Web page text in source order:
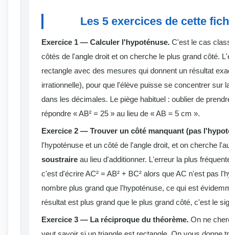
Les 5 exercices de cette
Exercice 1 — Calculer l'hypoténuse. C'est le cas
côtés de l'angle droit et on cherche le plus grand côté.
rectangle avec des mesures qui donnent un résultat
irrationnelle), pour que l'élève puisse se concentrer sur
dans les décimales. Le piège habituel : oublier de
répondre « AB² = 25 » au lieu de « AB = 5 cm ».
Exercice 2 — Trouver un côté manquant (pas
l'hypoténuse et un côté de l'angle droit, et on cherche
soustraire au lieu d'additionner. L'erreur la plus
c'est d'écrire AC² = AB² + BC² alors que AC n'est pas
nombre plus grand que l'hypoténuse, ce qui est
résultat est plus grand que le plus grand côté, c'est le
Exercice 3 — La réciproque du théorème. On ne